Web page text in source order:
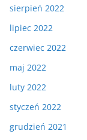
sierpień 2022
lipiec 2022
czerwiec 2022
maj 2022
luty 2022
styczeń 2022
grudzień 2021